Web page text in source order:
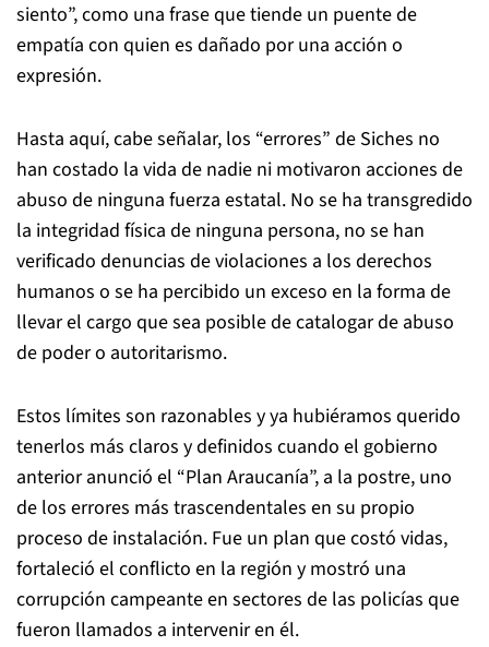
siento”, como una frase que tiende un puente de
empatía con quien es dañado por una acción o
expresión.
Hasta aquí, cabe señalar, los “errores” de Siches no
han costado la vida de nadie ni motivaron acciones de
abuso de ninguna fuerza estatal. No se ha transgredido
la integridad física de ninguna persona, no se han
verificado denuncias de violaciones a los derechos
humanos o se ha percibido un exceso en la forma de
llevar el cargo que sea posible de catalogar de abuso
de poder o autoritarismo.
Estos límites son razonables y ya hubiéramos querido
tenerlos más claros y definidos cuando el gobierno
anterior anunció el “Plan Araucanía”, a la postre, uno
de los errores más trascendentales en su propio
proceso de instalación. Fue un plan que costó vidas,
fortaleció el conflicto en la región y mostró una
corrupción campeante en sectores de las policías que
fueron llamados a intervenir en él.